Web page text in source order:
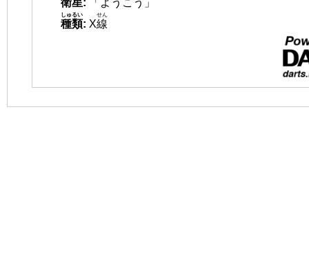
衛星:
「ようこう」
種類
しゅるい
: X線
せん